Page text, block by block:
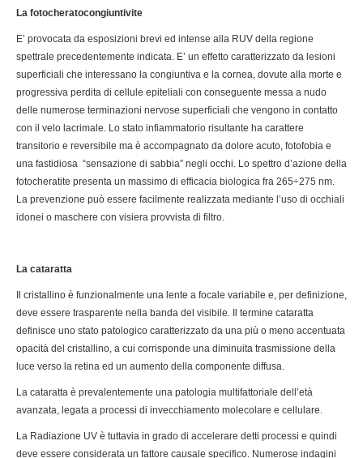
La fotocheratocongiuntivite
E’ provocata da esposizioni brevi ed intense alla RUV della regione
spettrale precedentemente indicata. E’ un effetto caratterizzato da lesioni
superficiali che interessano la congiuntiva e la cornea, dovute alla morte e
progressiva perdita di cellule epiteliali con conseguente messa a nudo
delle numerose terminazioni nervose superficiali che vengono in contatto
con il velo lacrimale. Lo stato infiammatorio risultante ha carattere
transitorio e reversibile ma è accompagnato da dolore acuto, fotofobia e
una fastidiosa “sensazione di sabbia” negli occhi. Lo spettro d’azione della
fotocheratite presenta un massimo di efficacia biologica fra 265÷275 nm.
La prevenzione può essere facilmente realizzata mediante l’uso di occhiali
idonei o maschere con visiera provvista di filtro.
La cataratta
Il cristallino è funzionalmente una lente a focale variabile e, per definizione,
deve essere trasparente nella banda del visibile. Il termine cataratta
definisce uno stato patologico caratterizzato da una più o meno accentuata
opacità del cristallino, a cui corrisponde una diminuita trasmissione della
luce verso la retina ed un aumento della componente diffusa.
La cataratta è prevalentemente una patologia multifattoriale dell’età
avanzata, legata a processi di invecchiamento molecolare e cellulare.
La Radiazione UV è tuttavia in grado di accelerare detti processi e quindi
deve essere considerata un fattore causale specifico. Numerose indagini